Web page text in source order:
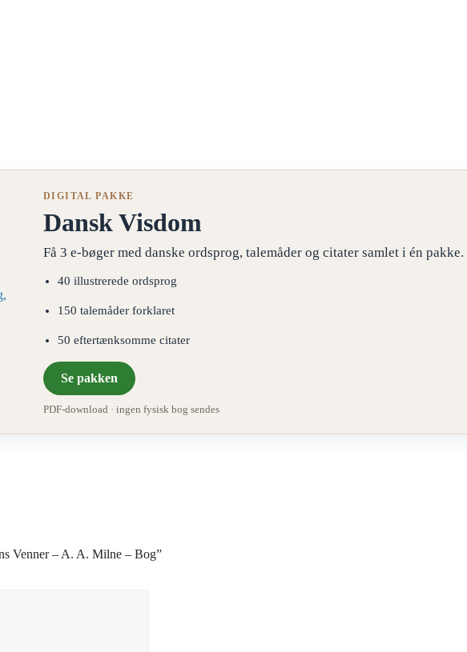
DIGITAL PAKKE
Dansk Visdom
Få 3 e-bøger med danske ordsprog, talemåder og citater samlet i én pakke.
40 illustrerede ordsprog
150 talemåder forklaret
50 eftertænksomme citater
Se pakken
PDF-download · ingen fysisk bog sendes
Venner – A. A. Milne – Bog”